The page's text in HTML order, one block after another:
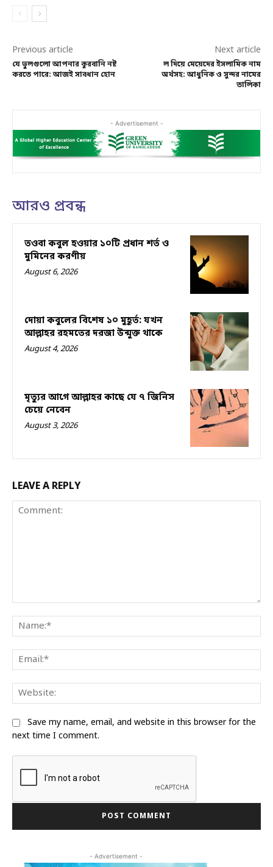
Previous article
যে ভুলগুলো আপনার কুরবানি নষ্ট
করতে পারে: আজই সাবধান হোন
Next article
ল দিয়ে মেয়েদের ইসলামিক নাম
অর্থসহ: আধুনিক ও সুন্দর নামের
তালিকা
- Advertisement -
আরও প্রবন্ধ
তওবা কবুল হওয়ার ১০টি প্রধান শর্ত ও
মুমিনের করণীয়
August 6, 2026
দোয়া কবুলের বিশেষ ১০ মুহূর্ত: যখন
আল্লাহর রহমতের দরজা উন্মুক্ত থাকে
August 4, 2026
মৃত্যুর আগে আল্লাহর কাছে যে ৭ জিনিস
চেয়ে নেবেন
August 3, 2026
LEAVE A REPLY
Save my name, email, and website in this browser for the
next time I comment.
- Advertisement -